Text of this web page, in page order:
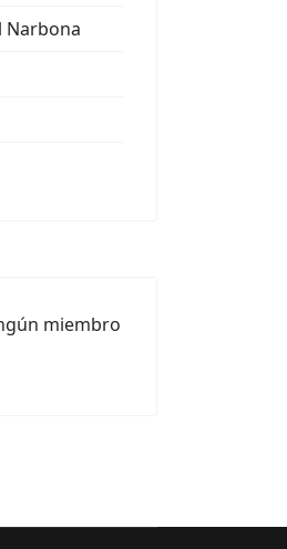
Narbona
miembro